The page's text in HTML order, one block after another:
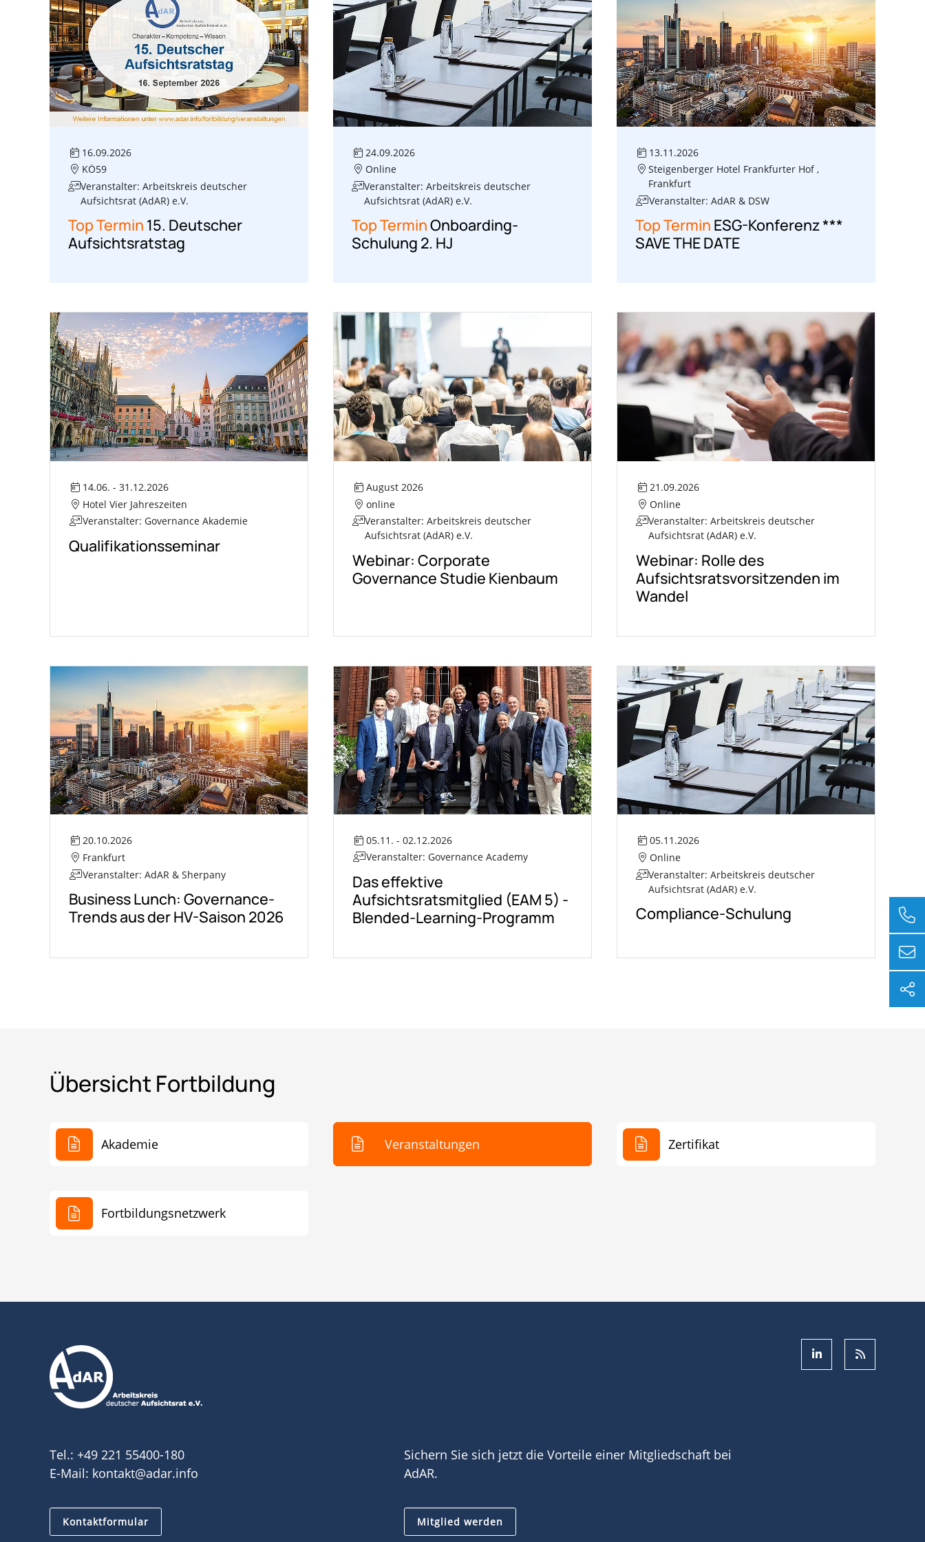
16.09.2026
KÖ59
Veranstalter: Arbeitskreis deutscher
Aufsichtsrat (AdAR) e.V.
Top Termin 15. Deutscher
Aufsichtsratstag
24.09.2026
Online
Veranstalter: Arbeitskreis deutscher
Aufsichtsrat (AdAR) e.V.
Top TerminOnboarding-
Schulung 2. HJ
13.11.2026
Steigenberger Hotel Frankfurter Hof ,
Frankfurt
Veranstalter: AdAR & DSW
Top Termin ESG-Konferenz ***
SAVE THE DATE
14.06. - 31.12.2026
Hotel Vier Jahreszeiten
Veranstalter: Governance Akademie
Qualifikationsseminar
August 2026
online
Veranstalter: Arbeitskreis deutscher
Aufsichtsrat (AdAR) e.V.
Webinar: Corporate
Governance Studie Kienbaum
21.09.2026
Online
Veranstalter: Arbeitskreis deutscher
Aufsichtsrat (AdAR) e.V.
Webinar: Rolle des
Aufsichtsratsvorsitzenden im
Wandel
20.10.2026
Frankfurt
Veranstalter: AdAR & Sherpany
Business Lunch: Governance-
Trends aus der HV-Saison 2026
05.11. - 02.12.2026
Veranstalter: Governance Academy
Das effektive
Aufsichtsratsmitglied (EAM 5) -
Blended-Learning-Programm
05.11.2026
Online
Veranstalter: Arbeitskreis deutscher
Aufsichtsrat (AdAR) e.V.
Compliance-Schulung
Übersicht Fortbildung
Akademie Veranstaltungen Zertifikat
Fortbildungs­netzwerk
Tel.: +49 221 55400-180
E-Mail: kontakt@adar.info
Kontaktformular
Sichern Sie sich jetzt die Vorteile einer Mitgliedschaft bei
AdAR.
Mitglied werden